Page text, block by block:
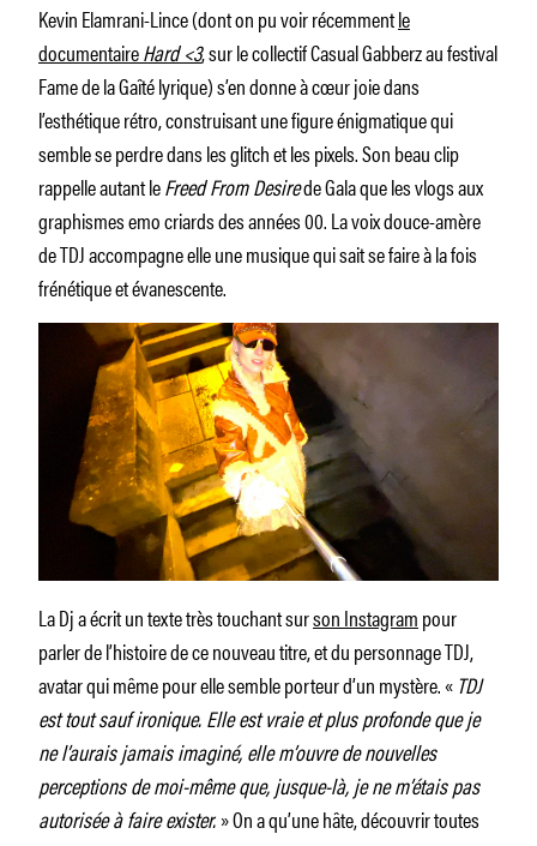
Kevin Elamrani-Lince (dont on pu voir récemmentle
documentaireHard <3, sur le collectif Casual Gabberz au festival
Fame de la Gaîté lyrique) s’en donne à cœur joie dans
l’esthétique rétro, construisant une figure énigmatique qui
semble se perdre dans les glitch et les pixels. Son beau clip
rappelle autant leFreed From Desirede Gala que les vlogs aux
graphismes emo criards des années 00. La voix douce-amère
de TDJ accompagne elle une musique qui sait se faire à la fois
frénétique et évanescente.
La Dj a écrit un texte très touchant surson Instagrampour
parler de l’histoire de ce nouveau titre, et du personnage TDJ,
avatar qui même pour elle semble porteur d’un mystère. « TDJ
est tout sauf ironique. Elle est vraie et plus profonde que je
ne l’aurais jamais imaginé, elle m’ouvre de nouvelles
perceptions de moi-même que, jusque-là, je ne m’étais pas
autorisée à faire exister.» On a qu’une hâte, découvrir toutes